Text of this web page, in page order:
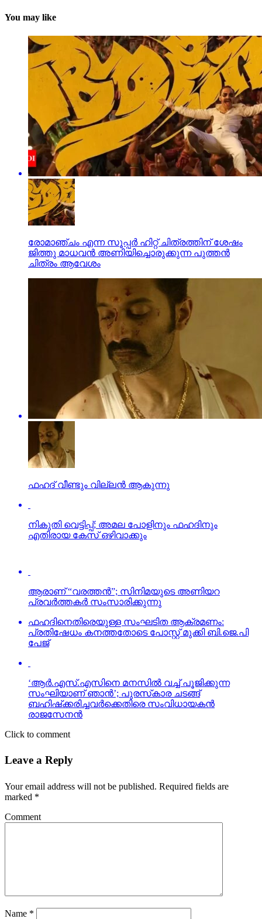
You may like
രോമാഞ്ചം എന്ന സൂപ്പര്‍ ഹിറ്റ് ചിത്രത്തിന് ശേഷം
ജിത്തു മാധവന്‍ അണിയിച്ചൊരുക്കുന്ന പുത്തന്‍
ചിത്രം ആവേശം
ഫഹദ് വീണ്ടും വില്ലന്‍ ആകുന്നു
നികുതി വെട്ടിപ്പ്; അമല പോളിനും ഫഹദിനും
എതിരായ കേസ് ഒഴിവാക്കും
ആരാണ് “വരത്തന്‍”; സിനിമയുടെ അണിയറ
പ്രവര്‍ത്തകര്‍ സംസാരിക്കുന്നു
ഫഹദിനെതിരെയുള്ള സംഘടിത ആക്രമണം:
പ്രതിഷേധം കനത്തതോടെ പോസ്റ്റ് മുക്കി ബി.ജെ.പി
പേജ്
‘ആര്‍.എസ്.എസിനെ മനസില്‍ വച്ച് പൂജിക്കുന്ന
സംഘിയാണ് ഞാന്‍’; പുരസ്‌കാര ചടങ്ങ്
ബഹിഷ്‌ക്കരിച്ചവര്‍ക്കെതിരെ സംവിധായകന്‍
രാജസേനന്‍
Click to comment
Comment
Name*